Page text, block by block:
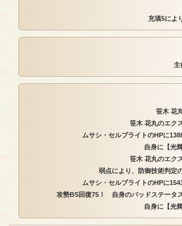
充填5によ
主
笹木 花
笹木 花丸のエク
ムサシ・セルブライトのHPに
自身に【光
笹木 花丸のエク
弱点により、防御技術判定
ムサシ・セルブライトのHPに
攻勢BS回復75！ 自身のバッドステータ
自身に【光